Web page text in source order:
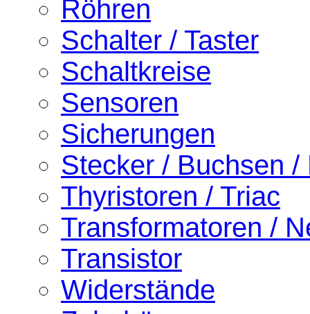
Röhren
Schalter / Taster
Schaltkreise
Sensoren
Sicherungen
Stecker / Buchsen /
Thyristoren / Triac
Transformatoren /
Transistor
Widerstände